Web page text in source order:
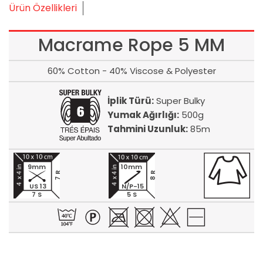
Ürün Özellikleri
Macrame Rope 5 MM
60% Cotton - 40% Viscose & Polyester
İplik Türü:Super Bulky
Yumak Ağırlığı:500g
Tahmini Uzunluk:85m
7 S
7 R
9mm
US 13
5 S
8 R
10mm
N/P-15